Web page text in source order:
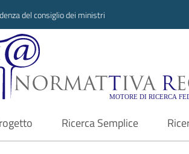
del consiglio dei ministri
Ricerca Semplice